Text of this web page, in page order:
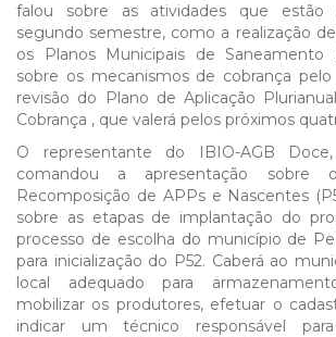
falou sobre as atividades que estão
segundo semestre, como a realização
os Planos Municipais de Saneamento
sobre os mecanismos de cobrança
revisão do Plano de Aplicação
Cobrança , que valerá pelos próximos
O representante do IBIO-AGB
comandou a apresentação sobre
Recomposição de APPs e Nascentes
sobre as etapas de implantação do
processo de escolha do município de
para inicialização do P52. Caberá ao
local adequado para
mobilizar os produtores, efetuar o
indicar um técnico responsável